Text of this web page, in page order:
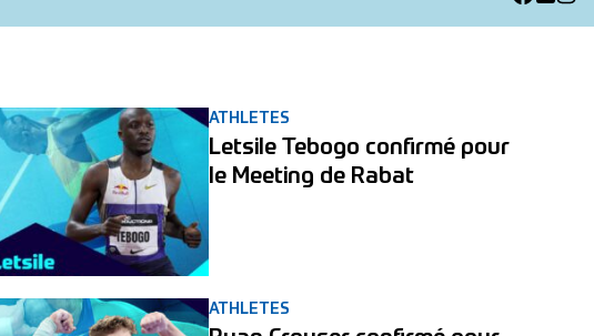
ATHLETES
Letsile Tebogo confirmé pour
le Meeting de Rabat
ATHLETES